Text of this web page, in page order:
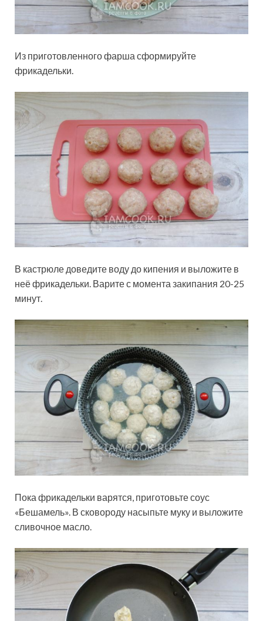
Из приготовленного фарша сформируйте
фрикадельки.
В кастрюле доведите воду до кипения и выложите в
неё фрикадельки. Варите с момента закипания 20-25
минут.
Пока фрикадельки варятся, приготовьте соус
«Бешамель». В сковороду насыпьте муку и выложите
сливочное масло.